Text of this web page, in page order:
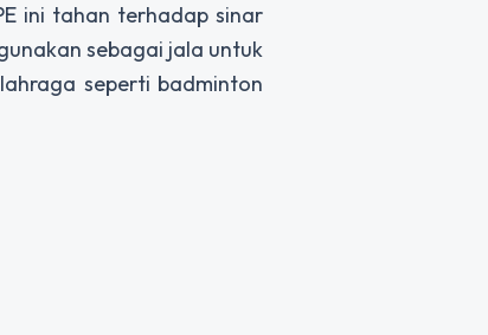
ini tahan terhadap sinar
sebagai jala untuk
seperti badminton